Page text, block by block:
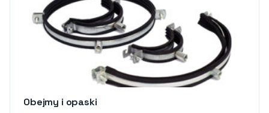
Obejmy i opaski